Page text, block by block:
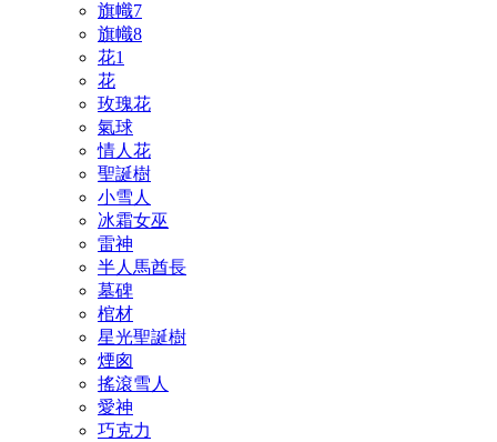
旗幟7
旗幟8
花1
花
玫瑰花
氣球
情人花
聖誕樹
小雪人
冰霜女巫
雷神
半人馬酋長
墓碑
棺材
星光聖誕樹
煙囪
搖滾雪人
愛神
巧克力